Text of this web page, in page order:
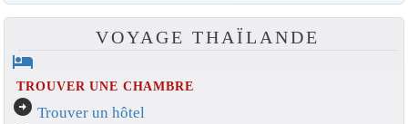
VOYAGE THAÏLANDE
hotel
TROUVER UNE CHAMBRE
arrow_circle_right Trouver un hôtel